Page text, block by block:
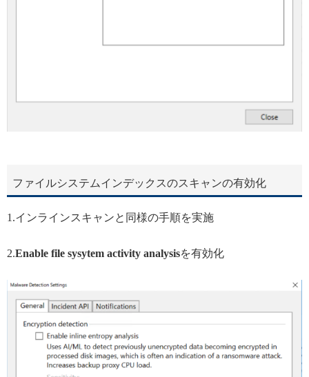
ファイルシステムインデックスのスキャンの有効化
1.インラインスキャンと同様の手順を実施
2.Enable file sysytem activity analysisを有効化